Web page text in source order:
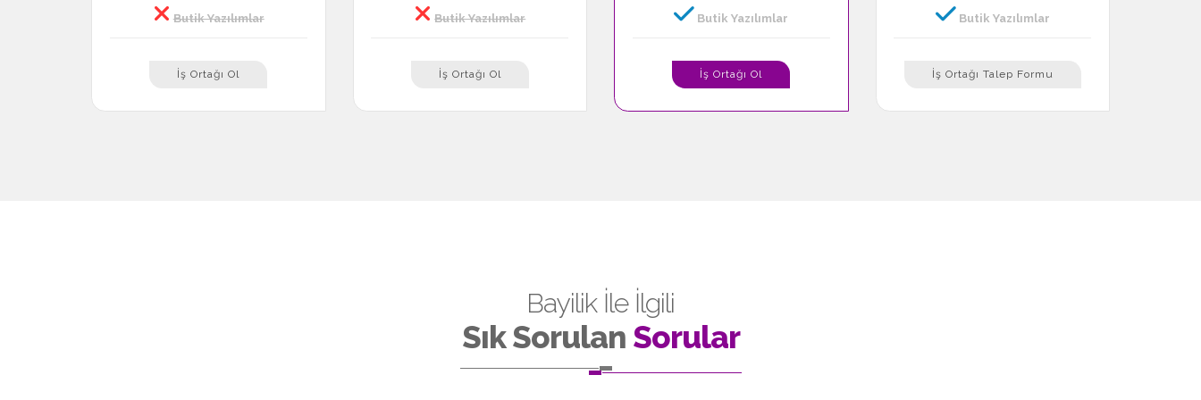
Butik Yazılımlar
İş Ortağı Ol
Butik Yazılımlar
İş Ortağı Ol
Butik Yazılımlar
İş Ortağı Ol
Butik Yazılımlar
İş Ortağı Talep Formu
Bayilik İle İlgili
Sık Sorulan Sorular